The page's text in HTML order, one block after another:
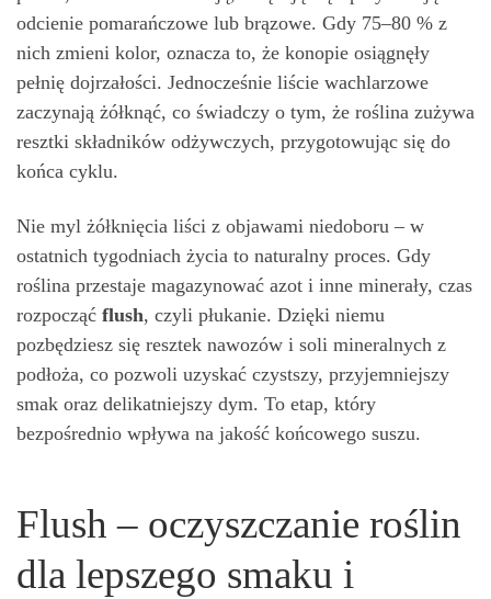
odcienie pomarańczowe lub brązowe. Gdy 75–80 % z
nich zmieni kolor, oznacza to, że konopie osiągnęły
pełnię dojrzałości. Jednocześnie liście wachlarzowe
zaczynają żółknąć, co świadczy o tym, że roślina zużywa
resztki składników odżywczych, przygotowując się do
końca cyklu.
Nie myl żółknięcia liści z objawami niedoboru – w
ostatnich tygodniach życia to naturalny proces. Gdy
roślina przestaje magazynować azot i inne minerały, czas
rozpocząć flush, czyli płukanie. Dzięki niemu
pozbędziesz się resztek nawozów i soli mineralnych z
podłoża, co pozwoli uzyskać czystszy, przyjemniejszy
smak oraz delikatniejszy dym. To etap, który
bezpośrednio wpływa na jakość końcowego suszu.
Flush – oczyszczanie roślin
dla lepszego smaku i